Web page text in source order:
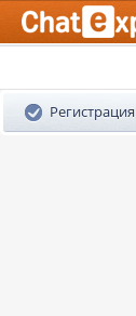
Регистрация